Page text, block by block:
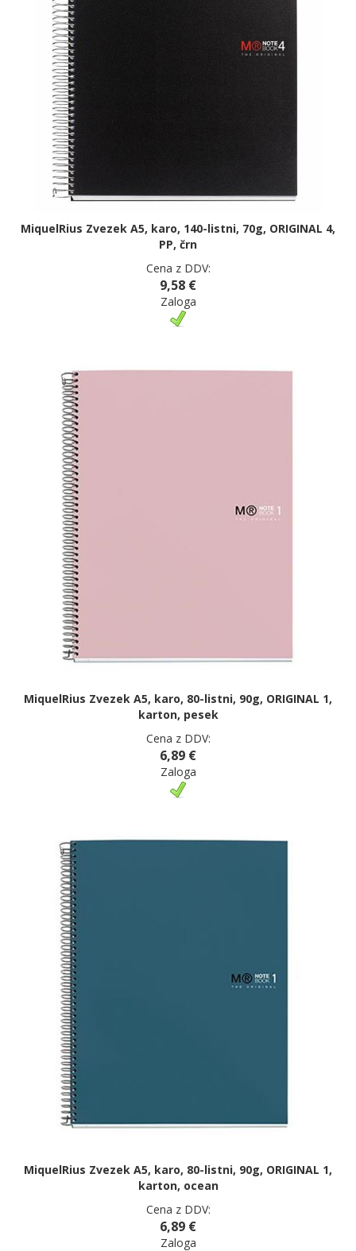
MiquelRius Zvezek A5, karo, 140-listni, 70g, ORIGINAL 4,
PP, črn
Cena z DDV:
9,58 €
Zaloga
MiquelRius Zvezek A5, karo, 80-listni, 90g, ORIGINAL 1,
karton, pesek
Cena z DDV:
6,89 €
Zaloga
MiquelRius Zvezek A5, karo, 80-listni, 90g, ORIGINAL 1,
karton, ocean
Cena z DDV:
6,89 €
Zaloga